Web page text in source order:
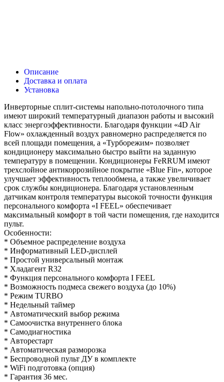
Описание
Доставка и оплата
Установка
Инверторные сплит-системы напольно-потолочного типа
имеют широкий температурный диапазон работы и высокий
класс энергоэффективности. Благодаря функции «4D Air
Flow» охлажденный воздух равномерно распределяется по
всей площади помещения, а «Турборежим» позволяет
кондиционеру максимально быстро выйти на заданную
температуру в помещении. Кондиционеры FeRRUM имеют
трехслойное антикоррозийное покрытие «Blue Fin», которое
улучшает эффективность теплообмена, а также увеличивает
срок службы кондиционера. Благодаря установленным
датчикам контроля температуры высокой точности функция
персонального комфорта «I FEEL» обеспечивает
максимальный комфорт в той части помещения, где находится
пульт.
Особенности:
* Объемное распределение воздуха
* Информативный LED-дисплей
* Простой универсальный монтаж
* Хладагент R32
* Функция персонального комфорта I FEEL
* Возможность подмеса свежего воздуха (до 10%)
* Режим TURBO
* Недельный таймер
* Автоматический выбор режима
* Самоочистка внутреннего блока
* Самодиагностика
* Авторестарт
* Автоматическая разморозка
* Беспроводной пульт ДУ в комплекте
* WiFi подготовка (опция)
* Гарантия 36 мес.